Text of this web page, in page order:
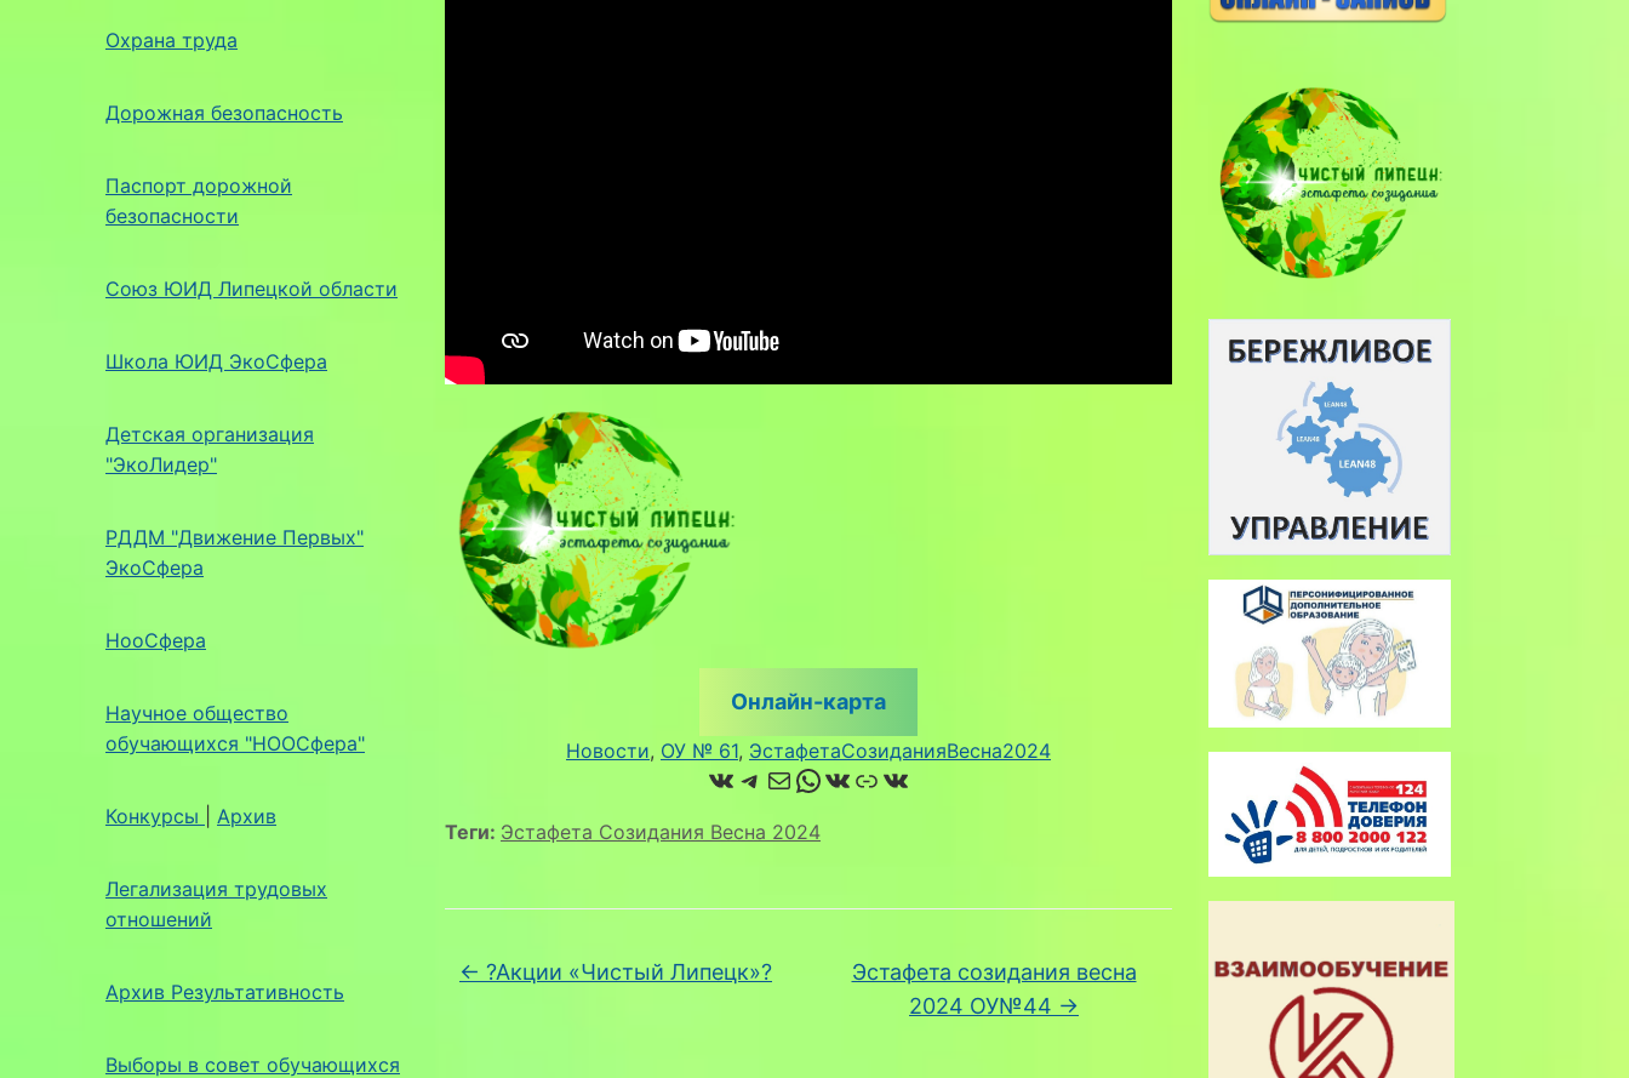
Охрана труда
Дорожная безопасность
Паспорт дорожной
безопасности
Союз ЮИД Липецкой области
Школа ЮИД ЭкоСфера
Детская организация
"ЭкоЛидер"
РДДМ "Движение Первых"
ЭкоСфера
НооСфера
Научное общество
обучающихся "НООСфера"
Конкурсы Архив
Легализация трудовых
отношений
Архив Результативность
Выборы в совет обучающихся
Онлайн-карта
Новости, ОУ № 61, ЭстафетаСозиданияВесна2024
ВКонтакте
Telegram
Почта
WhatsApp
ВКонтакте
Ссылка
ВКонтакте
Теги: Эстафета Созидания Весна 2024
← ?Акции «Чистый Липецк»?
Эстафета созидания весна
2024 ОУ№44 →